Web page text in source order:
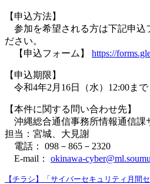
【申込方法】
参加を希望される方は下記申込
ださい。
【申込フォーム】 https://
【申込期限】
令和4年2月16日（水）12:00まで
【本件に関する問い合わせ先】
沖縄総合通信事務所情報通信
担当：宮城、大見謝
電話： 098－865－2320
E-mail： okinawa-
【チラシ】「サイバーセキュリティ月間